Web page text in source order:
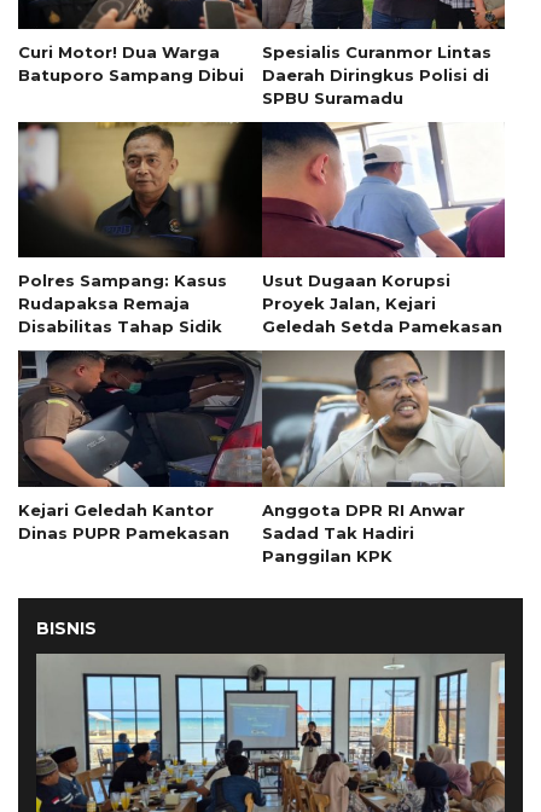
Curi Motor! Dua Warga
Batuporo Sampang Dibui
Spesialis Curanmor Lintas
Daerah Diringkus Polisi di
SPBU Suramadu
Polres Sampang: Kasus
Rudapaksa Remaja
Disabilitas Tahap Sidik
Usut Dugaan Korupsi
Proyek Jalan, Kejari
Geledah Setda Pamekasan
Kejari Geledah Kantor
Dinas PUPR Pamekasan
Anggota DPR RI Anwar
Sadad Tak Hadiri
Panggilan KPK
BISNIS